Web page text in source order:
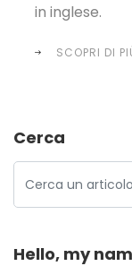
in inglese.
SCOPRI DI
Cerca
Hello, my